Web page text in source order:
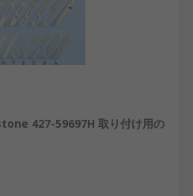
427-59697H 取り付け用の